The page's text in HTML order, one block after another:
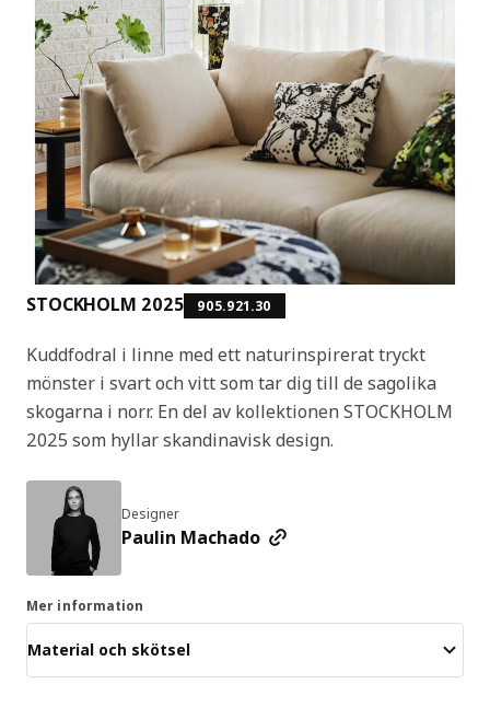
STOCKHOLM 2025 905.921.30
Kuddfodral i linne med ett naturinspirerat tryckt
mönster i svart och vitt som tar dig till de sagolika
skogarna i norr. En del av kollektionen STOCKHOLM
2025 som hyllar skandinavisk design.
Designer
Paulin Machado
Mer information
Material och skötsel